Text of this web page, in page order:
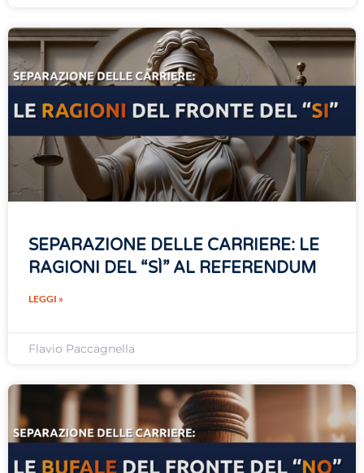
SEPARAZIONE DELLE CARRIERE: LE
RAGIONI DEL “SÌ” AL REFERENDUM
LEGGI »
Flavio Paccagnella